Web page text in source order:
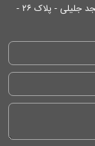
آدرس: تهران/ انتهای خیابان ایرانشهر - پایین تر از مسجد جلیلی - پلاک ۲۶ -